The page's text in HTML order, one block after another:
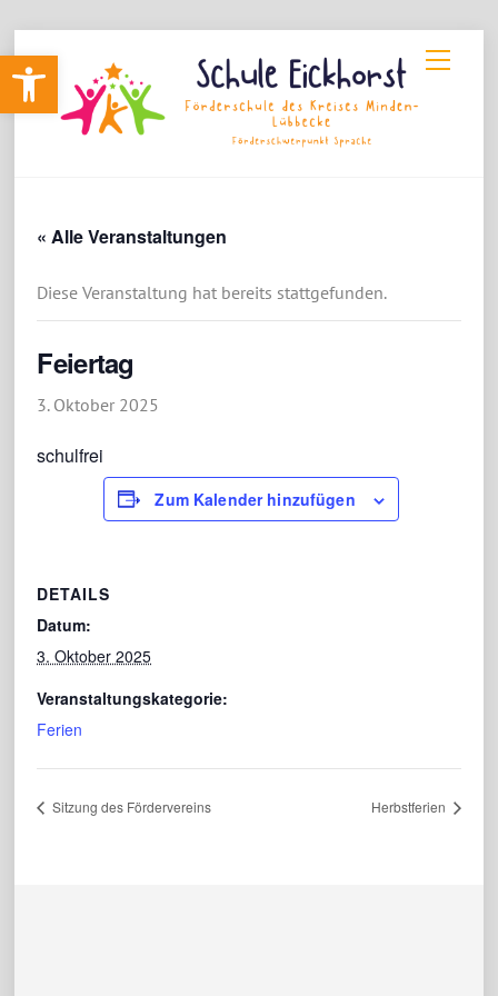
Werkzeugleiste öffnen
to
content
Menu
« Alle Veranstaltungen
Diese Veranstaltung hat bereits stattgefunden.
Feiertag
3. Oktober 2025
schulfrei
Zum Kalender hinzufügen
DETAILS
Datum:
3. Oktober 2025
Veranstaltungskategorie:
Ferien
Sitzung des Fördervereins Herbstferien